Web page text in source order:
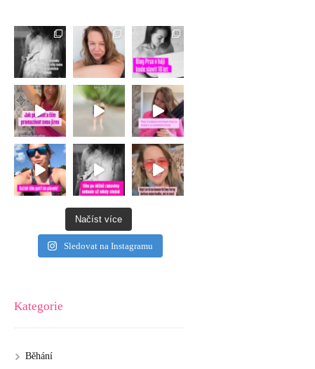
Načíst více
Sledovat na Instagramu
Kategorie
Běhání